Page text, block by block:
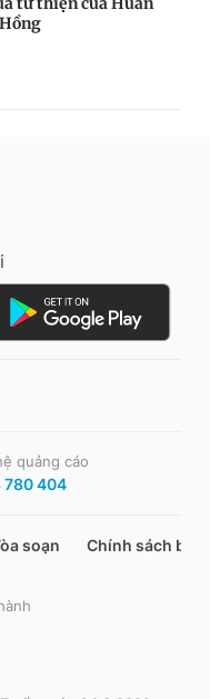
quảng cáo
780 404
soạn Chính sách bảo